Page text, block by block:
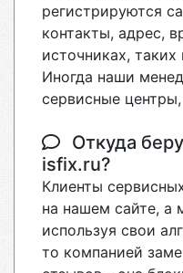
регистрируются
контакты, адрес,
источниках,
Иногда наши
сервисные
Откуда
isfix.ru?
Клиенты
на нашем сайте, а
используя свои
то компанией